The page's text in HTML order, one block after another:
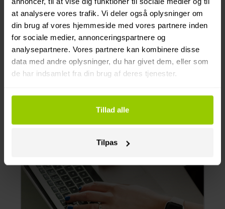
at analysere vores trafik. Vi deler også oplysninger om
din brug af vores hjemmeside med vores partnere inden
for sociale medier, annonceringspartnere og
analysepartnere. Vores partnere kan kombinere disse
data med andre oplysninger, du har givet dem, eller som
de har indsamlet fra din brug af deres tjenester.
Tillad alle
Tilpas
(Caterpillar, Volvo, Liebherr, BOMAG,
Wirtgen Group, DYNAPAC).
Mere om integrationer →